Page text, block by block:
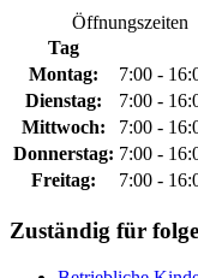
Öffnungszeiten
Tag
Montag:
7:00 -
Dienstag:
7:00 -
Mittwoch:
7:00 -
Donnerstag: 7:00 -
Freitag:
7:00 -
Zuständig für